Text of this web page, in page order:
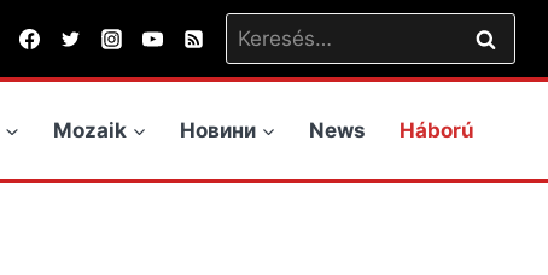
Keresés:
Mozaik Новини News Háború